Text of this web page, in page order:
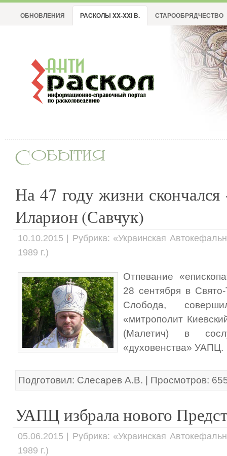
ОБНОВЛЕНИЯ РАСКОЛЫ XX-XXI В. СТАРООБРЯДЧЕСТВО
На 47 году жизни
Иларион (Савчук)
10.10.2015 | Рубрика: «Украинская
1989 г.)
Отпевание
28 сентября в
Слобода,
«митрополит
(Малетич) в
«духовенства» УАПЦ.
Подготовил: Слесарев А.В. | Просмотров:
УАПЦ избрала нового
05.06.2015 | Рубрика: «Украинская
1989 г.)